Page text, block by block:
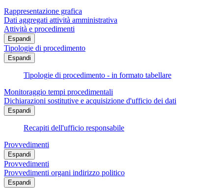
Rappresentazione grafica
Dati aggregati attività amministrativa
Attività e procedimenti
Espandi
Tipologie di procedimento
Espandi
Tipologie di procedimento - in formato tabellare
Monitoraggio tempi procedimentali
Dichiarazioni sostitutive e acquisizione d'ufficio dei dati
Espandi
Recapiti dell'ufficio responsabile
Provvedimenti
Espandi
Provvedimenti
Provvedimenti organi indirizzo politico
Espandi